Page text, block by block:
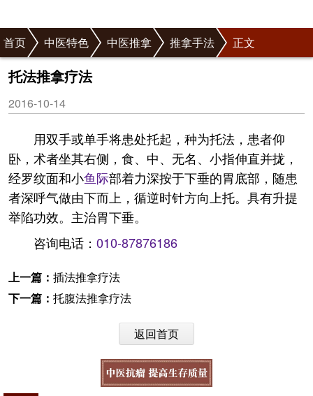
首页 中医特色 中医推拿 推拿手法 正文
托法推拿疗法
2016-10-14
用双手或单手将患处托起，种为托法，患者仰
卧，术者坐其右侧，食、中、无名、小指伸直并拢，
经罗纹面和小鱼际部着力深按于下垂的胃底部，随患
者深呼气做由下而上，循逆时针方向上托。具有升提
举陷功效。主治胃下垂。
咨询电话： 010-87876186
上一篇： 插法推拿疗法
下一篇： 托腹法推拿疗法
返回首页